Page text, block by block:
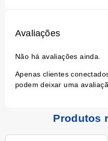
Avaliações
Não há avaliações ainda.
Apenas clientes
podem deixar uma
Produtos